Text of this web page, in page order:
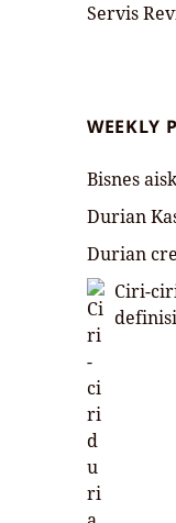
Servis
WEEKLY
Bisnes
Durian
Durian
Ciri-